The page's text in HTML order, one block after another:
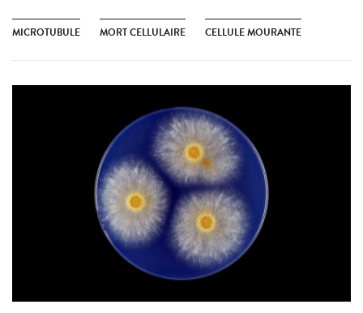
MICROTUBULE MORT CELLULAIRE CELLULE MOURANTE